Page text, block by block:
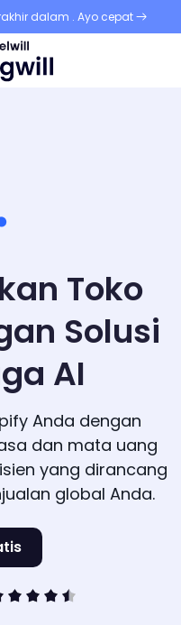
dalam . Ayo cepat
Toko
Solusi
AI
Anda dengan
dan mata uang
yang dirancang
global Anda.